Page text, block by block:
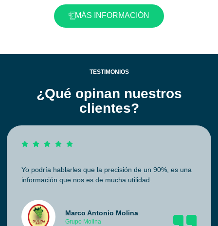
MÁS INFORMACIÓN
TESTIMONIOS
¿Qué opinan nuestros
clientes?
Yo podría hablarles que la precisión de un 90%, es una
información que nos es de mucha utilidad.
Marco Antonio Molina
Grupo Molina